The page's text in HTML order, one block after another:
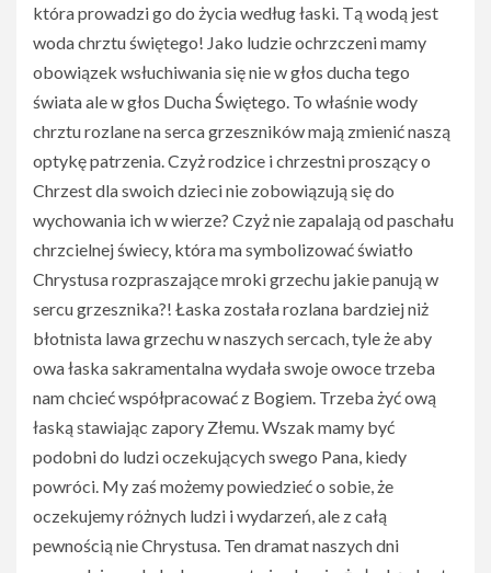
która prowadzi go do życia według łaski. Tą wodą jest
woda chrztu świętego! Jako ludzie ochrzczeni mamy
obowiązek wsłuchiwania się nie w głos ducha tego
świata ale w głos Ducha Świętego. To właśnie wody
chrztu rozlane na serca grzeszników mają zmienić naszą
optykę patrzenia. Czyż rodzice i chrzestni proszący o
Chrzest dla swoich dzieci nie zobowiązują się do
wychowania ich w wierze? Czyż nie zapalają od paschału
chrzcielnej świecy, która ma symbolizować światło
Chrystusa rozpraszające mroki grzechu jakie panują w
sercu grzesznika?! Łaska została rozlana bardziej niż
błotnista lawa grzechu w naszych sercach, tyle że aby
owa łaska sakramentalna wydała swoje owoce trzeba
nam chcieć współpracować z Bogiem. Trzeba żyć ową
łaską stawiając zapory Złemu. Wszak mamy być
podobni do ludzi oczekujących swego Pana, kiedy
powróci. My zaś możemy powiedzieć o sobie, że
oczekujemy różnych ludzi i wydarzeń, ale z całą
pewnością nie Chrystusa. Ten dramat naszych dni